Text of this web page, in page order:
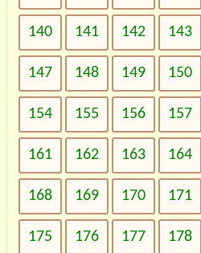
140 141 142 143
147 148 149 150
154 155 156 157
161 162 163 164
168 169 170 171
175 176 177 178